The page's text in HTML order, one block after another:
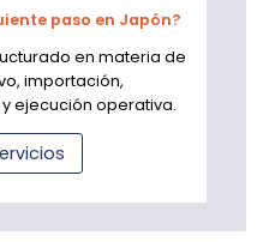
paso en Japón?
en materia de
importación,
ejecución operativa.